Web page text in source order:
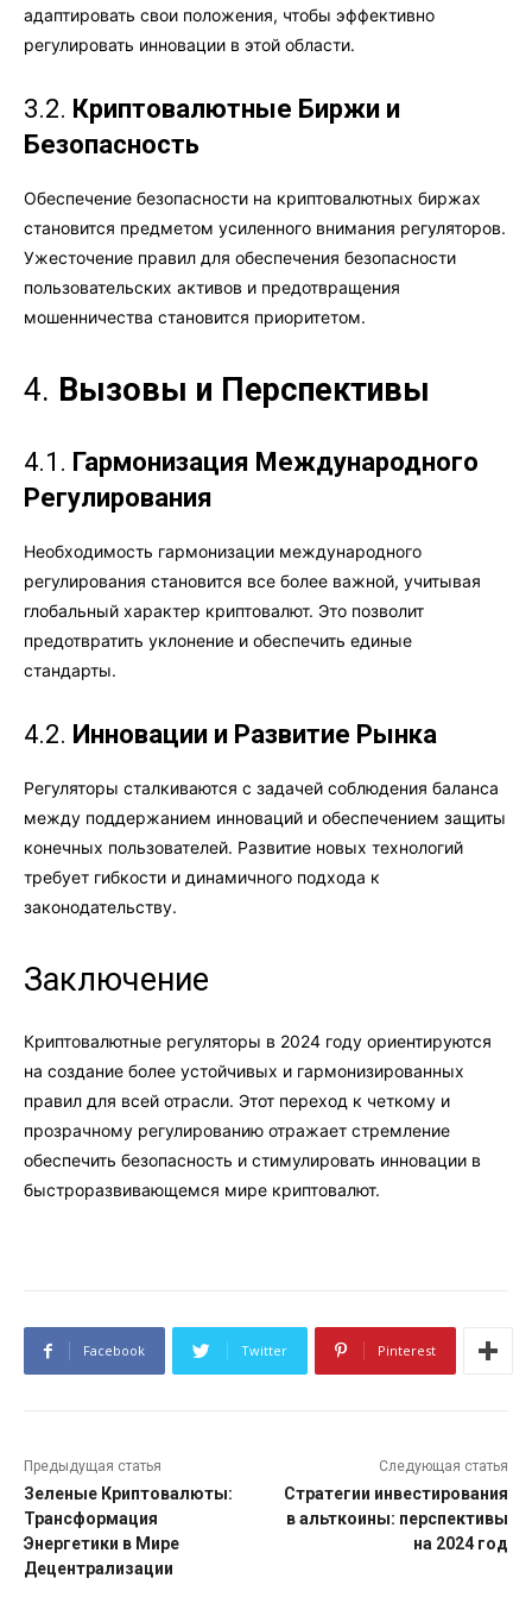
адаптировать свои положения, чтобы эффективно
регулировать инновации в этой области.
3.2. Криптовалютные Биржи и
Безопасность
Обеспечение безопасности на криптовалютных биржах
становится предметом усиленного внимания регуляторов.
Ужесточение правил для обеспечения безопасности
пользовательских активов и предотвращения
мошенничества становится приоритетом.
4. Вызовы и Перспективы
4.1. Гармонизация Международного
Регулирования
Необходимость гармонизации международного
регулирования становится все более важной, учитывая
глобальный характер криптовалют. Это позволит
предотвратить уклонение и обеспечить единые
стандарты.
4.2. Инновации и Развитие Рынка
Регуляторы сталкиваются с задачей соблюдения баланса
между поддержанием инноваций и обеспечением защиты
конечных пользователей. Развитие новых технологий
требует гибкости и динамичного подхода к
законодательству.
Заключение
Криптовалютные регуляторы в 2024 году ориентируются
на создание более устойчивых и гармонизированных
правил для всей отрасли. Этот переход к четкому и
прозрачному регулированию отражает стремление
обеспечить безопасность и стимулировать инновации в
быстроразвивающемся мире криптовалют.
Facebook Twitter Pinterest
Предыдущая статья
Зеленые Криптовалюты:
Трансформация
Энергетики в Мире
Децентрализации
Следующая статья
Стратегии инвестирования
в альткоины: перспективы
на 2024 год